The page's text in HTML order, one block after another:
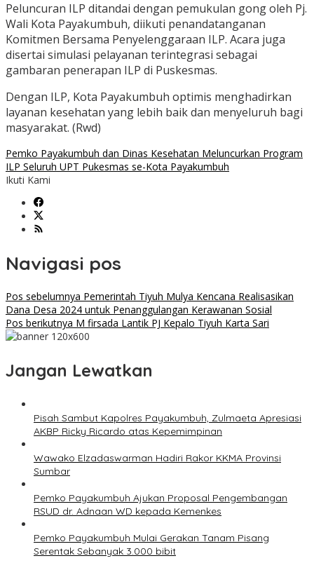
Peluncuran ILP ditandai dengan pemukulan gong oleh Pj.
Wali Kota Payakumbuh, diikuti penandatanganan
Komitmen Bersama Penyelenggaraan ILP. Acara juga
disertai simulasi pelayanan terintegrasi sebagai
gambaran penerapan ILP di Puskesmas.
Dengan ILP, Kota Payakumbuh optimis menghadirkan
layanan kesehatan yang lebih baik dan menyeluruh bagi
masyarakat. (Rwd)
Pemko Payakumbuh dan Dinas Kesehatan Meluncurkan Program
ILP Seluruh UPT Pukesmas se-Kota Payakumbuh
Ikuti Kami
Navigasi pos
Pos sebelumnya Pemerintah Tiyuh Mulya Kencana Realisasikan
Dana Desa 2024 untuk Penanggulangan Kerawanan Sosial
Pos berikutnya M firsada Lantik PJ Kepalo Tiyuh Karta Sari
Jangan Lewatkan
Pisah Sambut Kapolres Payakumbuh, Zulmaeta Apresiasi
AKBP Ricky Ricardo atas Kepemimpinan
Wawako Elzadaswarman Hadiri Rakor KKMA Provinsi
Sumbar
Pemko Payakumbuh Ajukan Proposal Pengembangan
RSUD dr. Adnaan WD kepada Kemenkes
Pemko Payakumbuh Mulai Gerakan Tanam Pisang
Serentak Sebanyak 3.000 bibit